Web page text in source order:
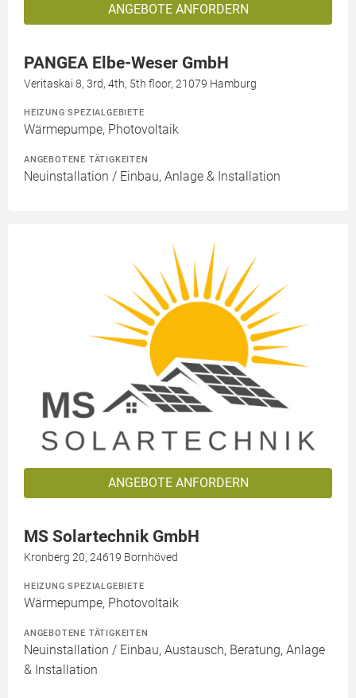
ANGEBOTE ANFORDERN
PANGEA Elbe-Weser GmbH
Veritaskai 8, 3rd, 4th, 5th floor, 21079 Hamburg
HEIZUNG SPEZIALGEBIETE
Wärmepumpe, Photovoltaik
ANGEBOTENE TÄTIGKEITEN
Neuinstallation / Einbau, Anlage & Installation
ANGEBOTE ANFORDERN
MS Solartechnik GmbH
Kronberg 20, 24619 Bornhöved
HEIZUNG SPEZIALGEBIETE
Wärmepumpe, Photovoltaik
ANGEBOTENE TÄTIGKEITEN
Neuinstallation / Einbau, Austausch, Beratung, Anlage
& Installation